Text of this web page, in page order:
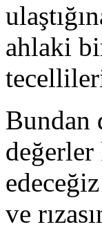
ahlaki
Bundan
değerler
ve